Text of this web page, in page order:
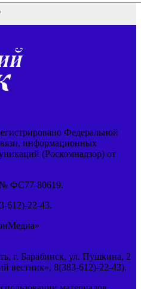
Федеральной
информационных
(Роскомнадзор) от
ФС77-80619.
612)-22-43.
г. Барабинск, ул. Пушкина, 2
вестник», 8(383-612)-22-43).